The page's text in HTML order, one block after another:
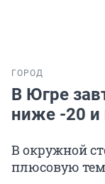
ГОРОД
В Югре
ниже -20 и
В окружной
плюсовую